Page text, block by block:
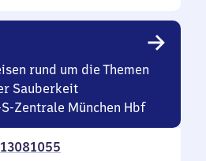
rund um die Themen
Sauberkeit
Zentrale München Hbf